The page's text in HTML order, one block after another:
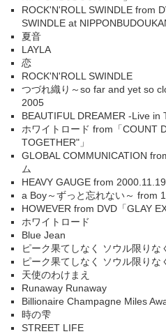
ROCK'N'ROLL SWINDLE from
SWINDLE at
夏音
LAYLA
恋
ROCK'N'ROLL SWINDLE
つづれ織り～so far and yet so
2005
BEAUTIFUL DREAMER -Live in
ホワイトロード from「COUNT
TOGETHER"」
GLOBAL COMMUNICATION
ム
HEAVY GAUGE from
a Boy～ずっと忘れない～ from
HOWEVER from DVD「GLAY
ホワイトロード
Blue Jean
ピーク果てしなく ソウル限りな
ピーク果てしなく ソウル限りな
天使のわけまえ
Runaway Runaway
Billionaire Champagne Miles
時の雫
STREET LIFE